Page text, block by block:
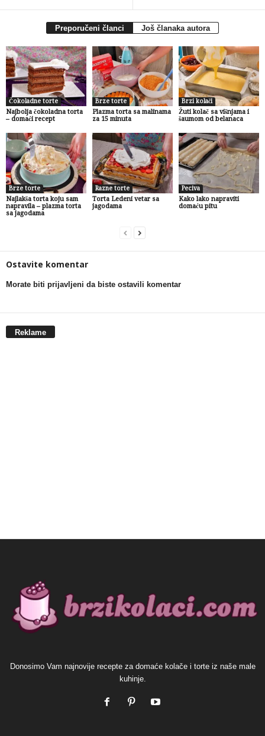
Preporučeni članci Još članaka autora
Čokoladne torte
Najbolja čokoladna torta
– domaći recept
Brze torte
Plazma torta sa malinama
za 15 minuta
Brzi kolači
Žuti kolač sa višnjama i
šaumom od belanaca
Brze torte
Najlakša torta koju sam
napravila – plazma torta
sa jagodama
Razne torte
Torta Ledeni vetar sa
jagodama
Peciva
Kako lako napraviti
domaću pitu
Ostavite komentar
Morate biti prijavljeni da biste ostavili komentar
Reklame
Donosimo Vam najnovije recepte za domaće kolače i torte iz naše male
kuhinje.